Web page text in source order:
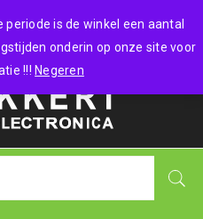
periode is de winkel een aantal
onderin op onze site voor
!!! Negeren
0 items - €0,00